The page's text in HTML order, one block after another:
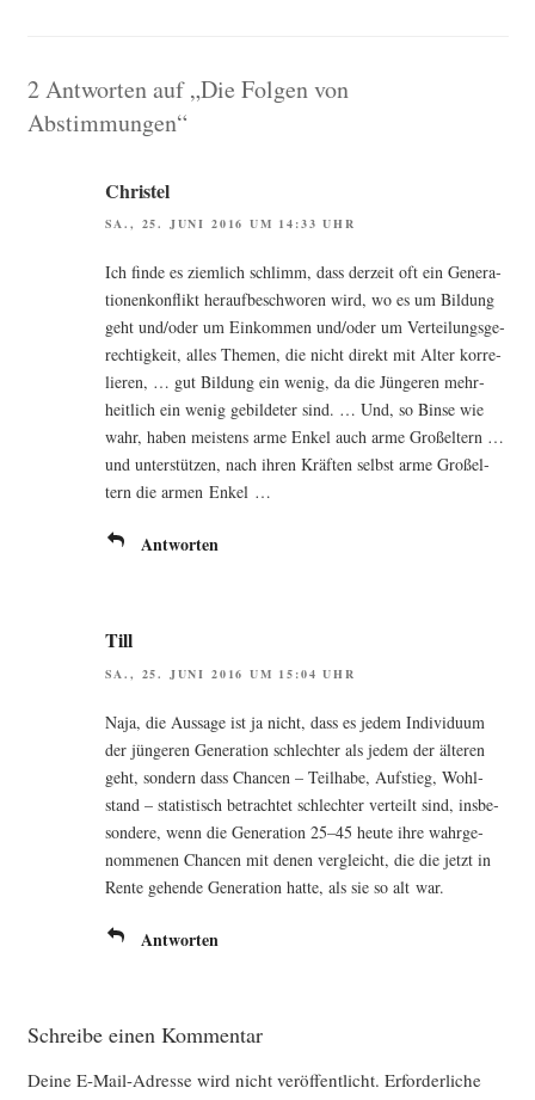
2 Antworten auf „Die Folgen von
Abstimmungen“
Christel
SA., 25. JUNI 2016 UM 14:33 UHR
Ich fin­de es ziem­lich schlimm, dass der­zeit oft ein Gene­ra­
tio­nen­kon­flikt her­auf­be­schwo­ren wird, wo es um Bil­dung
geht und/oder um Ein­kom­men und/oder um Ver­tei­lungs­ge­
rech­tig­keit, alles The­men, die nicht direkt mit Alter kor­re­
lie­ren, … gut Bil­dung ein wenig, da die Jün­ge­ren mehr­
heit­lich ein wenig gebil­de­ter sind. … Und, so Bin­se wie
wahr, haben meis­tens arme Enkel auch arme Groß­el­tern …
und unter­stüt­zen, nach ihren Kräf­ten selbst arme Groß­el­
tern die armen Enkel …
Antworten
Till
SA., 25. JUNI 2016 UM 15:04 UHR
Naja, die Aus­sa­ge ist ja nicht, dass es jedem Indi­vi­du­um
der jün­ge­ren Gene­ra­ti­on schlech­ter als jedem der älte­ren
geht, son­dern dass Chan­cen – Teil­ha­be, Auf­stieg, Wohl­
stand – sta­tis­tisch betrach­tet schlech­ter ver­teilt sind, ins­be­
son­de­re, wenn die Gene­ra­ti­on 25–45 heu­te ihre wahr­ge­
nom­me­nen Chan­cen mit denen ver­gleicht, die die jetzt in
Ren­te gehen­de Gene­ra­ti­on hat­te, als sie so alt war.
Antworten
Schreibe einen Kommentar
Deine E-Mail-Adresse wird nicht veröffentlicht. Erforderliche